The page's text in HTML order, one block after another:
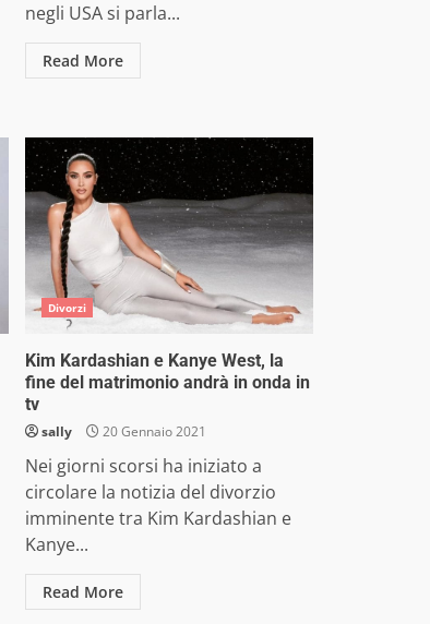
negli USA si parla...
Read More
Divorzi
Kim Kardashian e Kanye West, la
fine del matrimonio andrà in onda in
tv
sally 20 Gennaio 2021
Nei giorni scorsi ha iniziato a
circolare la notizia del divorzio
imminente tra Kim Kardashian e
Kanye...
Read More